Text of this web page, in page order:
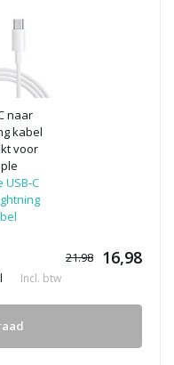
naar
kabel
voor
USB-C
21.98 16,98
Incl. btw